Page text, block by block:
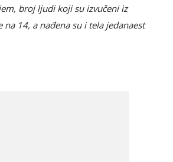
broj ljudi koji su izvučeni iz
na 14, a nađena su i tela jedanaest